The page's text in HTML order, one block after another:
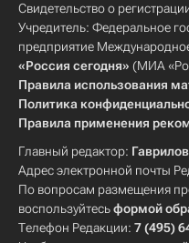
Свидетельство о
Учредитель: Федеральное
предприятие
«Россия сегодня» (МИА
Правила использования
Политика
Правила применения
Главный редактор:
Адрес электронной почты
По вопросам размещения
воспользуйтесьформой
Телефон Редакции: 7 (495)